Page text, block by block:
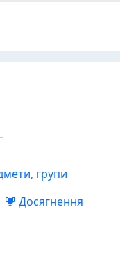
групи
Досягнення